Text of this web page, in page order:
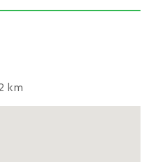
combinatie voor
sociaal en altijd
km